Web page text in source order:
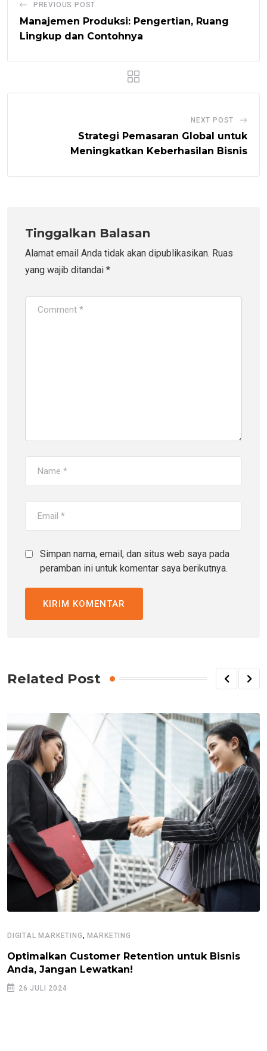
PREVIOUS POST
Manajemen Produksi: Pengertian, Ruang
Lingkup dan Contohnya
NEXT POST
Strategi Pemasaran Global untuk
Meningkatkan Keberhasilan Bisnis
Tinggalkan Balasan
Alamat email Anda tidak akan dipublikasikan. Ruas
yang wajib ditandai *
Simpan nama, email, dan situs web saya pada
peramban ini untuk komentar saya berikutnya.
Related Post
DIGITAL MARKETING, MARKETING
Optimalkan Customer Retention untuk Bisnis
Anda, Jangan Lewatkan!
26 JULI 2024